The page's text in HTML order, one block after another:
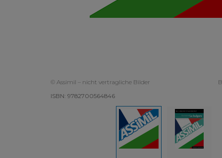
© Assimil – nicht vertragliche Bilder
ISBN: 9782700564846